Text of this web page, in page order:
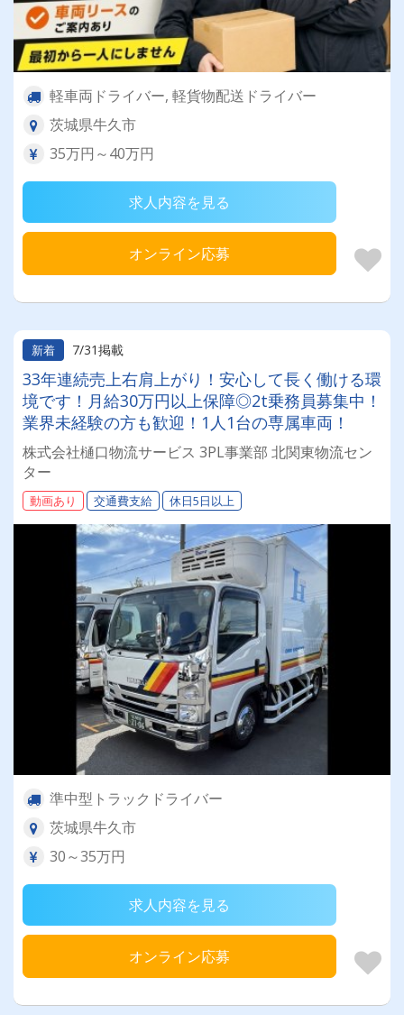
軽車両ドライバー, 軽貨物配送ドライバー
茨城県牛久市
35万円～40万円
求人内容を見る
オンライン応募
新着 7/31掲載
33年連続売上右肩上がり！安心して長く働ける環
境です！月給30万円以上保障◎2t乗務員募集中！
業界未経験の方も歓迎！1人1台の専属車両！
株式会社樋口物流サービス 3PL事業部 北関東物流セン
ター
動画あり 交通費支給 休日5日以上
準中型トラックドライバー
茨城県牛久市
30～35万円
求人内容を見る
オンライン応募